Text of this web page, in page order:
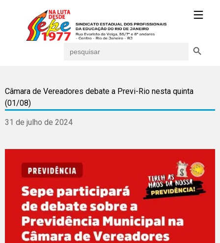
for:
Câmara de Vereadores debate a Previ-Rio nesta quinta
(01/08)
31 de julho de 2024